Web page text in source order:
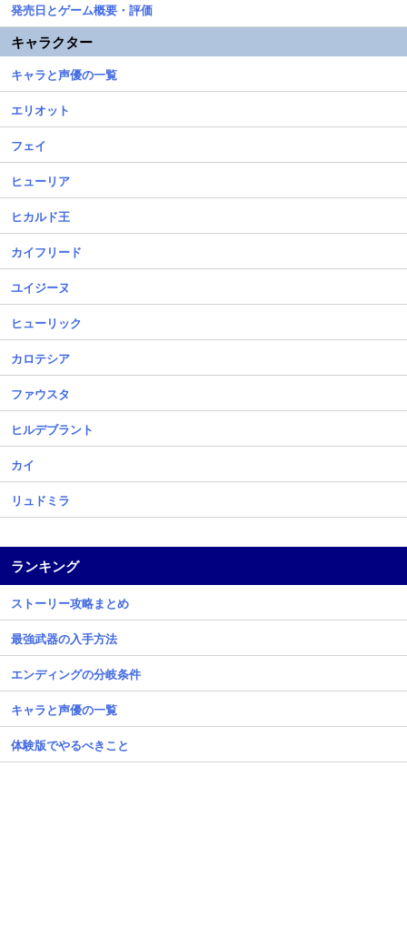
発売日とゲーム概要・評価
キャラクター
キャラと声優の一覧
エリオット
フェイ
ヒューリア
ヒカルド王
カイフリード
ユイジーヌ
ヒューリック
カロテシア
ファウスタ
ヒルデブラント
カイ
リュドミラ
ランキング
ストーリー攻略まとめ
最強武器の入手方法
エンディングの分岐条件
キャラと声優の一覧
体験版でやるべきこと